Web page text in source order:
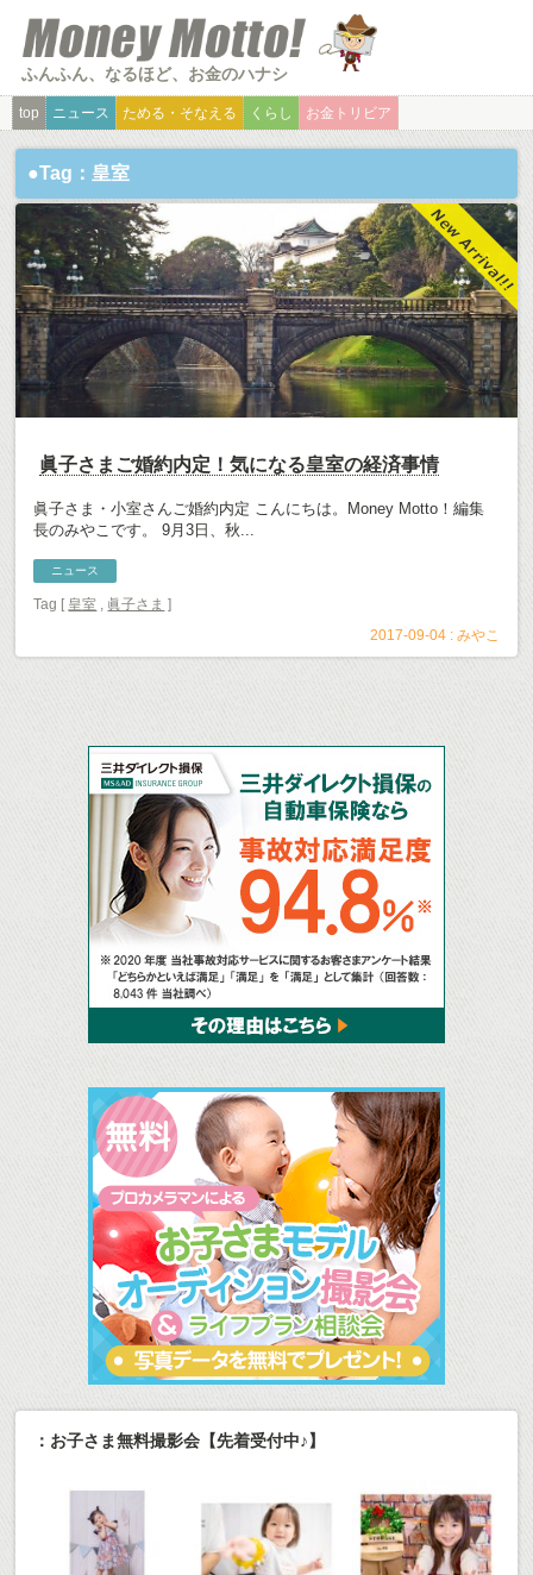
ふんふん、なるほど、お金のハナシ
top ニュース ためる・そなえる くらし お金トリビア
●Tag：皇室
眞子さまご婚約内定！気になる皇室の経済事情
眞子さま・小室さんご婚約内定 こんにちは。Money Motto！編集
長のみやこです。 9月3日、秋...
ニュース
Tag [ 皇室 眞子さま ]
2017-09-04 : みやこ
：お子さま無料撮影会【先着受付中♪】